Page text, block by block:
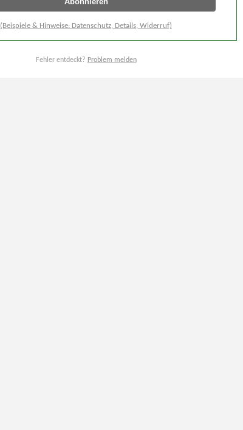
(Beispiele & Hinweise: Datenschutz, Details, Widerruf)
Fehler entdeckt? Problem melden